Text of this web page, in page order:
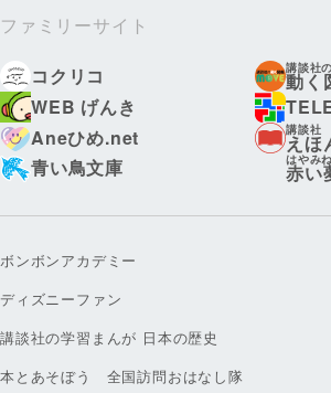
ファミリーサイト
コクリコ
講談社の
動く
WEB げんき
Aneひめ.net
講談社
えほ
青い鳥文庫
はやみ
赤い
ボンボンアカデミー
ディズニーファン
講談社の学習まんが 日本の歴史
本とあそぼう 全国訪問おはなし隊